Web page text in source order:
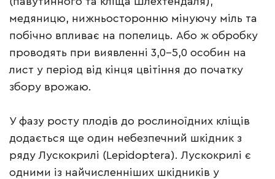
медяницю, нижньосторонню мінуючу міль та
побічно впливає на попелиць. Або ж обробку
проводять при виявленні 3,0–5,0 особин на
лист у період від кінця цвітіння до початку
збору врожаю.
У фазу росту плодів до рослиноїдних кліщів
додається ще один небезпечний шкідник з
ряду Лускокрилі (Lepidoptera). Лускокрилі є
одними із найчисленніших шкідників у